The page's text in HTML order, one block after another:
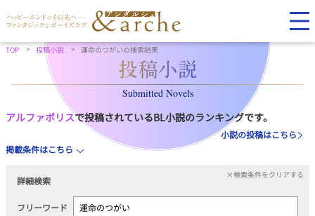
TOP 投稿小説 運命のつがいの検索結果
Submitted Novels
アルファポリスで投稿されているBL小説のランキングです。
小説の投稿はこちら
掲載条件はこちら
詳細検索
×検索条件をクリアする
フリーワード